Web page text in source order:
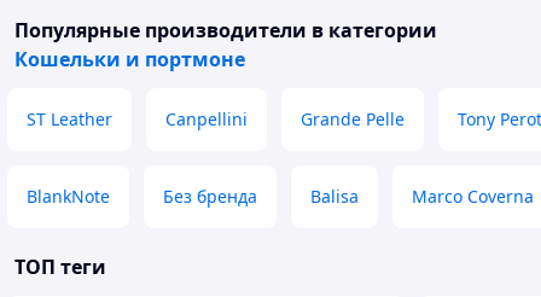
Популярные производители в категории
Кошельки и портмоне
ST Leather Canpellini Grande Pelle Tony
BlankNote Без бренда Balisa Marco Coverna
ТОП теги